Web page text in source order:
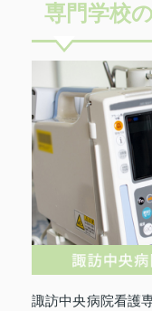
専門学校
諏訪中央病院看護